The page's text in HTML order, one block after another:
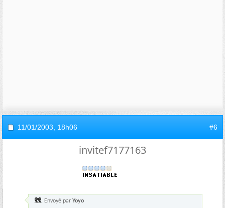
11/01/2003, 18h06 #6
invitef7177163
Envoyé par Yoyo